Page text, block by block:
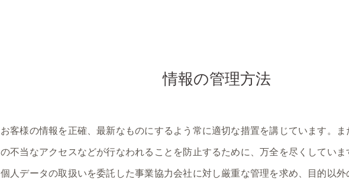
情報の管理方法
お客様の情報を正確、最新なものにするよう常に適切な措置を講じています。
の不当なアクセスなどが行なわれることを防止するために、万全を尽くしていま
個人データの取扱いを委託した事業協力会社に対し厳重な管理を求め、目的以